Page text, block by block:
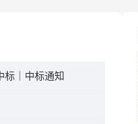
标｜中标通知